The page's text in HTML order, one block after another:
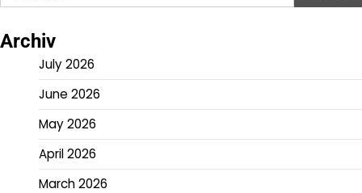
for:
Archiv
July 2026
June 2026
May 2026
April 2026
March 2026